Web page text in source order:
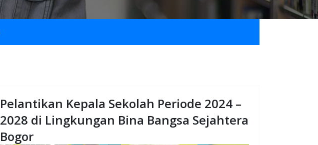
Pelantikan Kepala Sekolah Periode 2024 –
2028 di Lingkungan Bina Bangsa Sejahtera
Bogor